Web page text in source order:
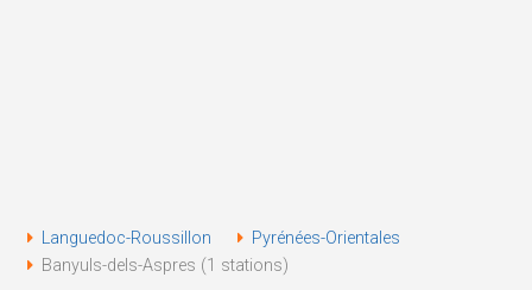
Languedoc-Roussillon
Pyrénées-Orientales
Banyuls-dels-Aspres (1 stations)